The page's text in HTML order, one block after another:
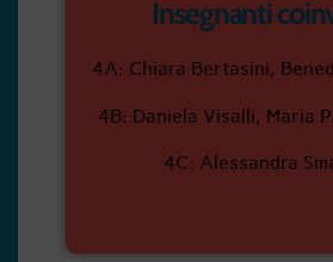
Insegnanti
4A: Chiara Bertasini,
4B: Daniela Visalli, Maria
4C: Alessandra